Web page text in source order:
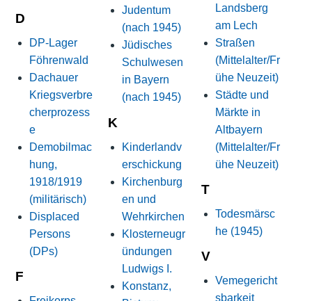
D
DP-Lager
Föhrenwald
Dachauer
Kriegsverbre
cherprozess
e
Demobilmac
hung,
1918/1919
(militärisch)
Displaced
Persons
(DPs)
F
Judentum
(nach 1945)
Jüdisches
Schulwesen
in Bayern
(nach 1945)
K
Kinderlandv
erschickung
Kirchenburg
en und
Wehrkirchen
Klosterneugr
ündungen
Ludwigs I.
Konstanz,
Landsberg
am Lech
Straßen
(Mittelalter/Fr
ühe Neuzeit)
Städte und
Märkte in
Altbayern
(Mittelalter/Fr
ühe Neuzeit)
T
Todesmärsc
he (1945)
V
Vemegericht
sbarkeit